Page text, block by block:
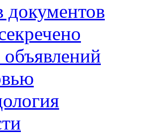
документов